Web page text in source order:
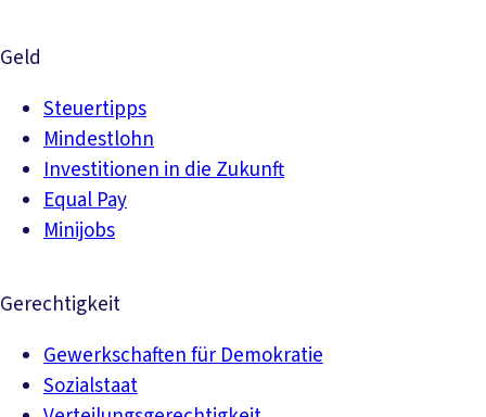
Geld
Steuertipps
Mindestlohn
Investitionen in die Zukunft
Equal Pay
Minijobs
Gerechtigkeit
Gewerkschaften für Demokratie
Sozialstaat